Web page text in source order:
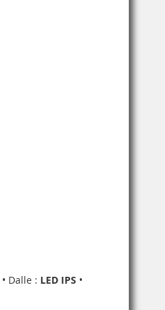
• Dalle : LED IPS •